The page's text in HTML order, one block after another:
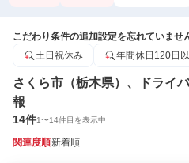
こだわり条件の追加設定を忘れていませ
土日祝休み
年間休日120日
さくら市（栃木県）、ドライ
報
14件1〜14件目を表示中
関連度順新着順